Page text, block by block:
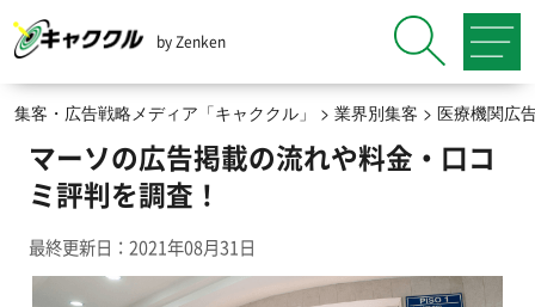
by Zenken
集客・広告戦略メディア「キャククル」 > 業界別集客 > 医療機関広
マーソの広告掲載の流れや料金・口コ
ミ評判を調査！
最終更新日：2021年08月31日